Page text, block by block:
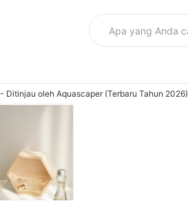
Ditinjau oleh Aquascaper (Terbaru Tahun 2026)